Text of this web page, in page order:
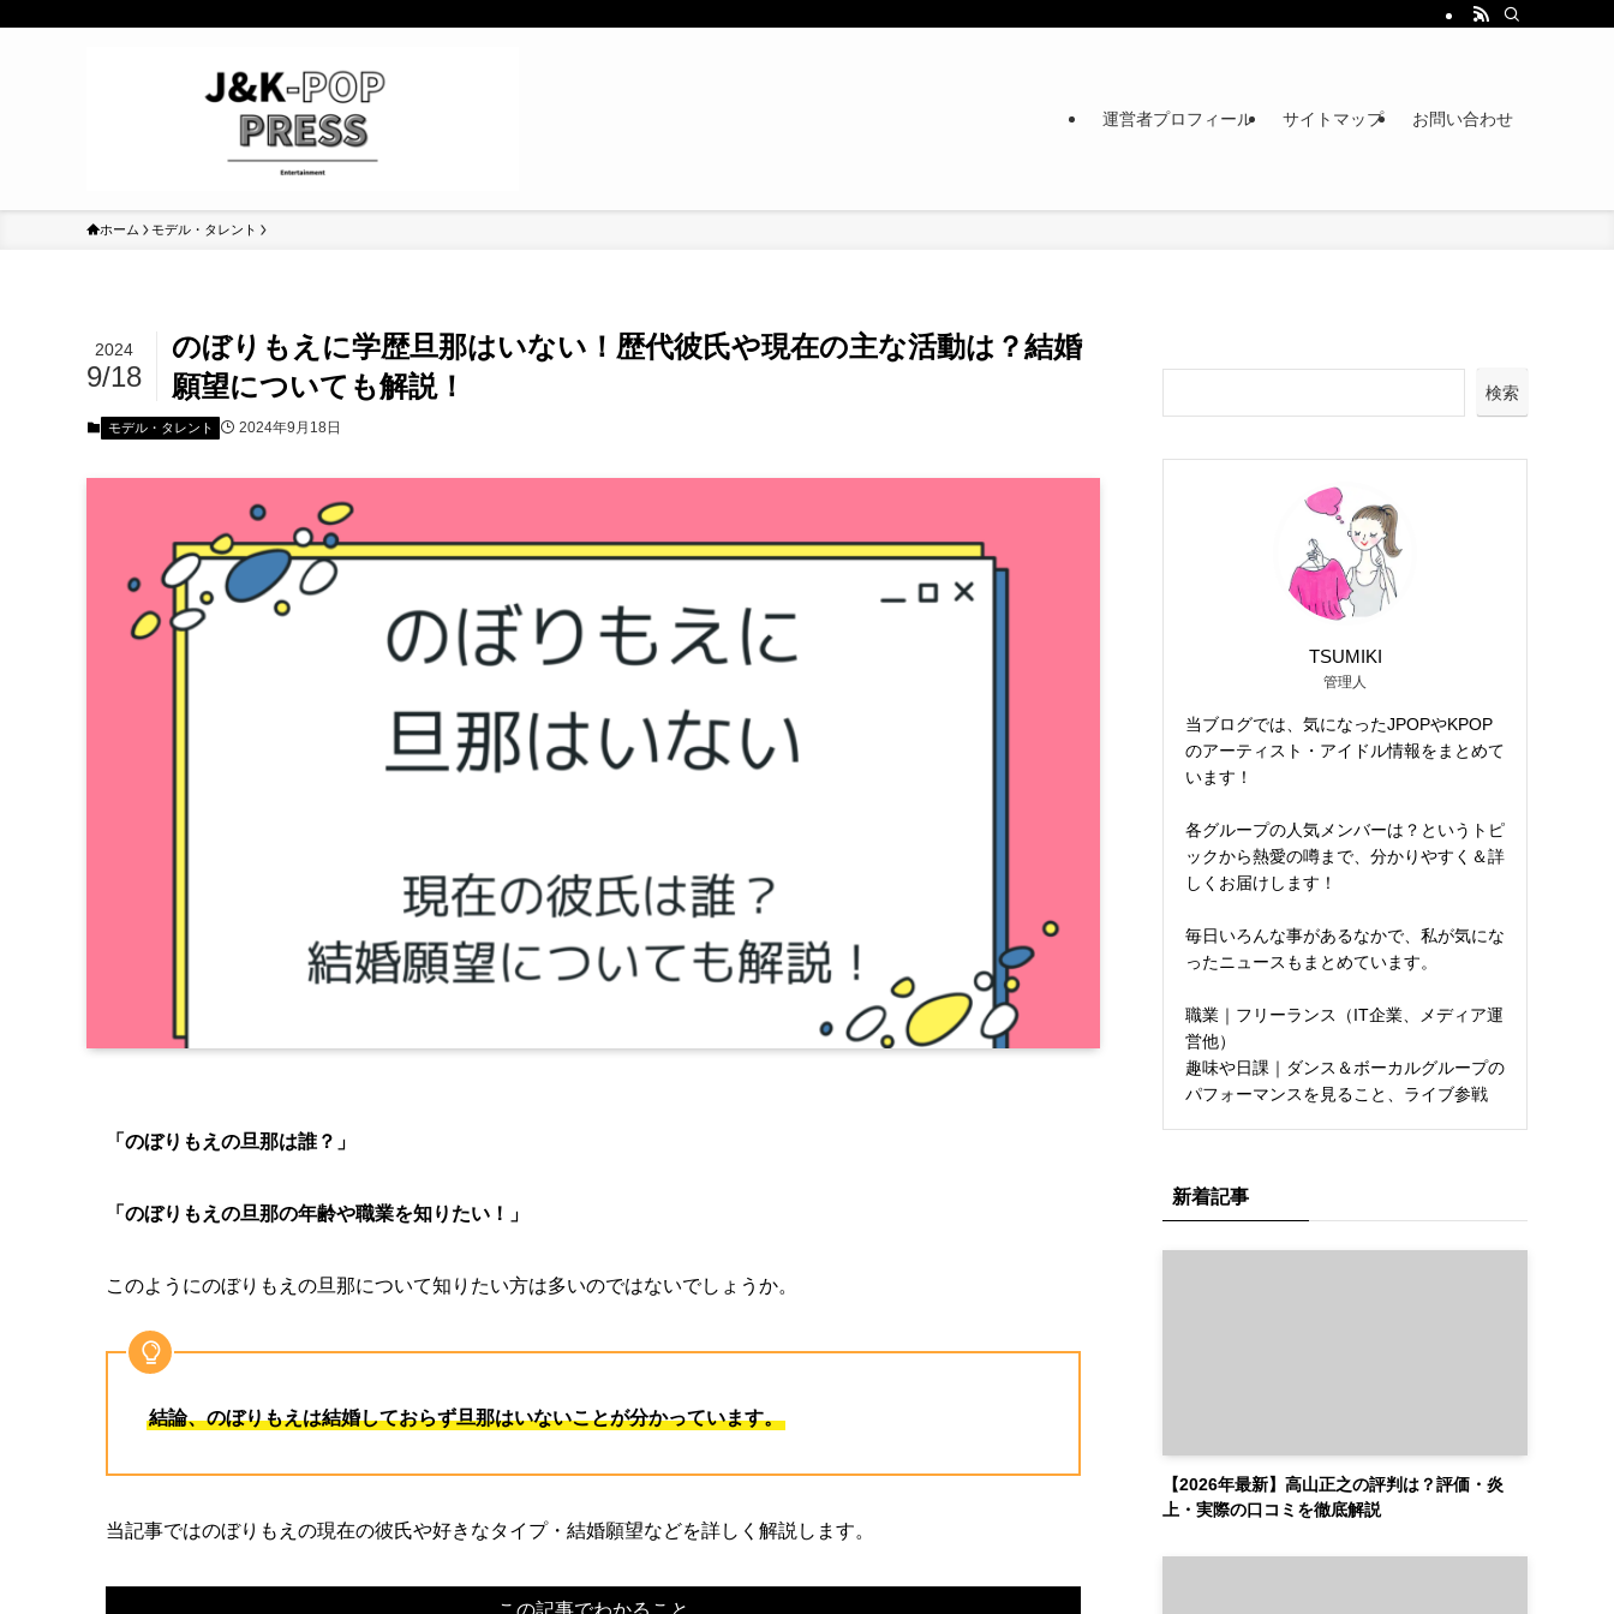
運営者プロフィール サイトマップ お問い合わせ
ホーム モデル・タレント
のぼりもえに学歴旦那はいない！歴代彼氏や現在の主な活動は？結婚
願望についても解説！
2024
9/18
モデル・タレント 2024年9月18日
「のぼりもえの旦那は誰？」
「のぼりもえの旦那の年齢や職業を知りたい！」
このようにのぼりもえの旦那について知りたい方は多いのではないでしょうか。
結論、のぼりもえは結婚しておらず旦那はいないことが分かっています。
当記事ではのぼりもえの現在の彼氏や好きなタイプ・結婚願望などを詳しく解説します。
この記事でわかること
検索
TSUMIKI
管理人
当ブログでは、気になったJPOPやKPOP
のアーティスト・アイドル情報をまとめて
います！
各グループの人気メンバーは？というトピ
ックから熱愛の噂まで、分かりやすく＆詳
しくお届けします！
毎日いろんな事があるなかで、私が気にな
ったニュースもまとめています。
職業｜フリーランス（IT企業、メディア運
営他）
趣味や日課｜ダンス＆ボーカルグループの
パフォーマンスを見ること、ライブ参戦
新着記事
【2026年最新】高山正之の評判は？評価・炎
上・実際の口コミを徹底解説